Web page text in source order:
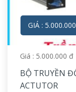
GIÁ :
Giá : 5.000.000 đ
BỘ TRUYỀN
ACTUTOR